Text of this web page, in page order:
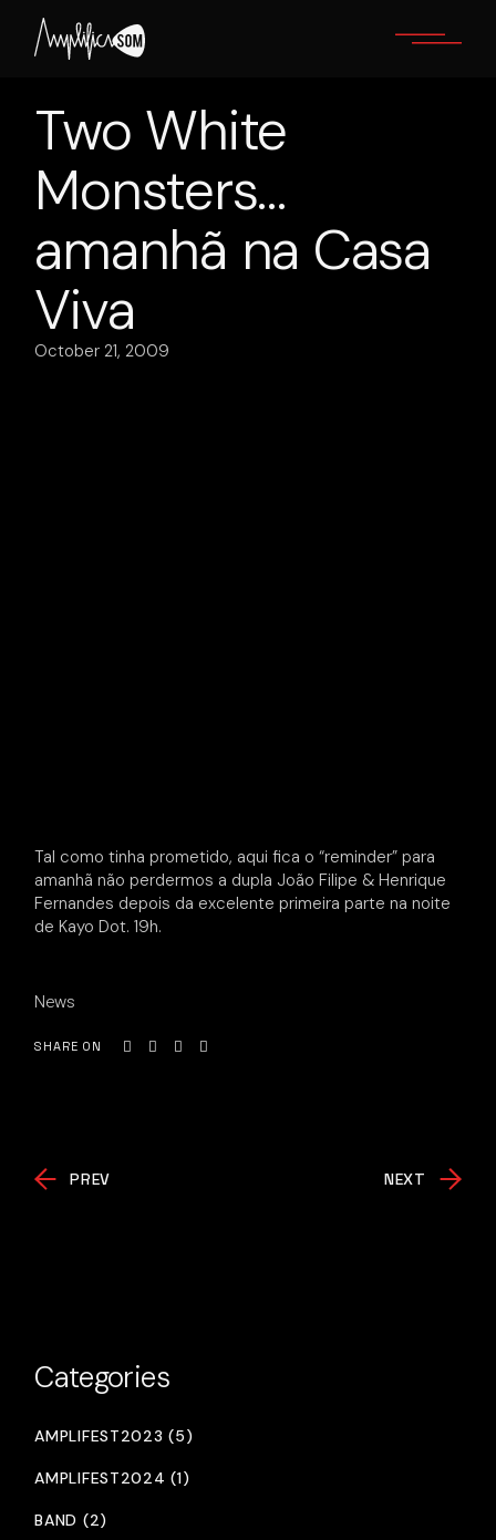
content
Two White
Monsters…
amanhã na Casa
Viva
October 21, 2009
Tal como tinha prometido, aqui fica o “reminder” para
amanhã não perdermos a dupla João Filipe & Henrique
Fernandes depois da excelente primeira parte na noite
de Kayo Dot. 19h.
News
SHARE ON
PREV NEXT
Categories
AMPLIFEST2023 (5)
AMPLIFEST2024 (1)
BAND (2)